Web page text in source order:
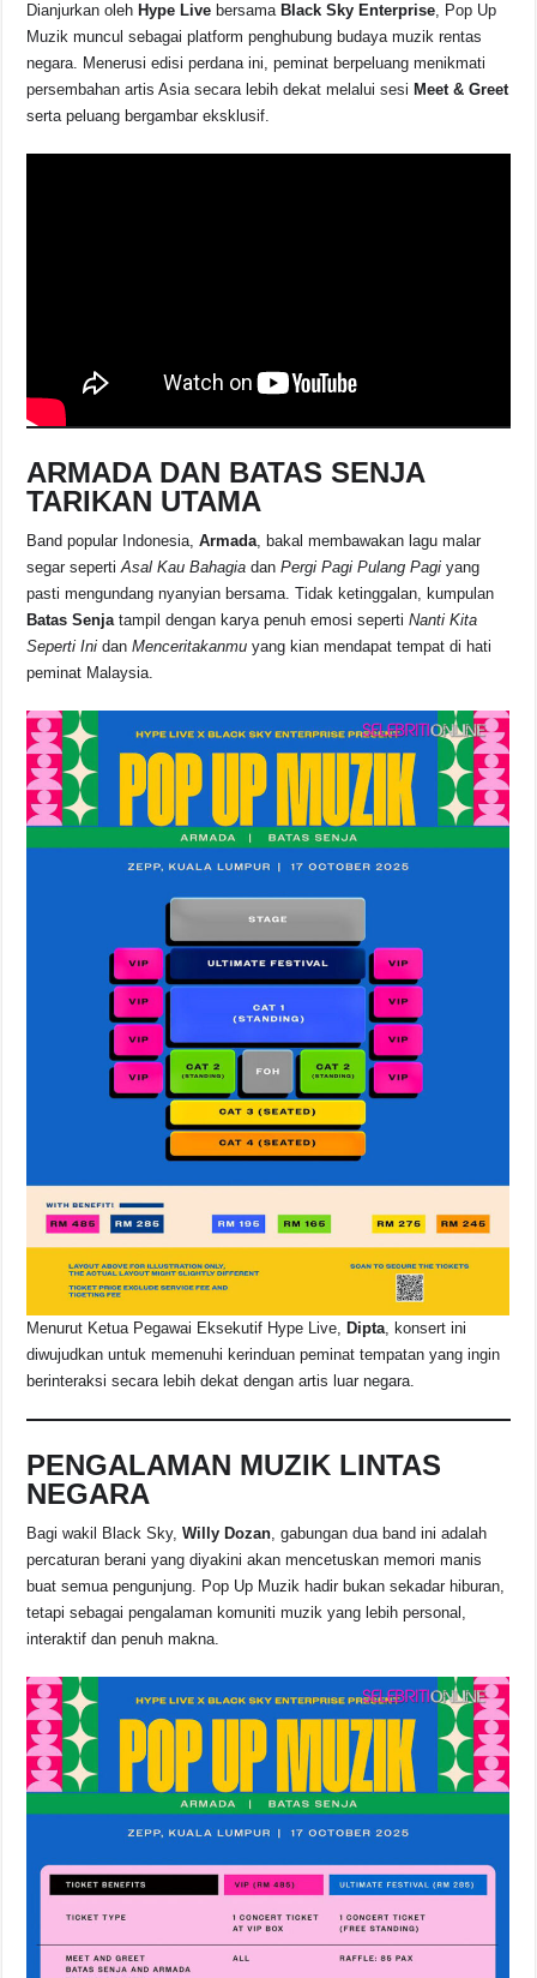
Dianjurkan oleh Hype Live bersama Black Sky Enterprise, Pop Up
Muzik muncul sebagai platform penghubung budaya muzik rentas
negara. Menerusi edisi perdana ini, peminat berpeluang menikmati
persembahan artis Asia secara lebih dekat melalui sesi Meet & Greet
serta peluang bergambar eksklusif.
ARMADA DAN BATAS SENJA
TARIKAN UTAMA
Band popular Indonesia,Armada, bakal membawakan lagu malar
segar sepertiAsal Kau Bahagia danPergi Pagi Pulang Pagi yang
pasti mengundang nyanyian bersama. Tidak ketinggalan, kumpulan
Batas Senjatampil dengan karya penuh emosi sepertiNanti Kita
Seperti Ini danMenceritakanmu yang kian mendapat tempat di hati
peminat Malaysia.
Menurut Ketua Pegawai Eksekutif Hype Live, Dipta, konsert ini
diwujudkan untuk memenuhi kerinduan peminat tempatan yang ingin
berinteraksi secara lebih dekat dengan artis luar negara.
PENGALAMAN MUZIK LINTAS
NEGARA
Bagi wakil Black Sky,Willy Dozan, gabungan dua band ini adalah
percaturan berani yang diyakini akan mencetuskan memori manis
buat semua pengunjung. Pop Up Muzik hadir bukan sekadar hiburan,
tetapi sebagai pengalaman komuniti muzik yang lebih personal,
interaktif dan penuh makna.